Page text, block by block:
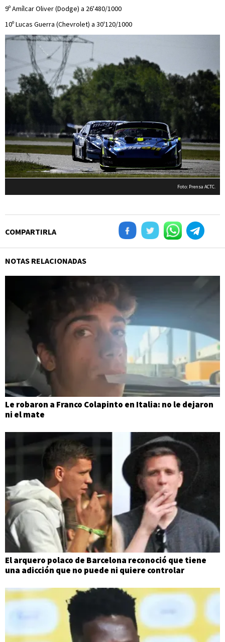
9º Amílcar Oliver (Dodge) a 26'480/1000
10º Lucas Guerra (Chevrolet) a 30'120/1000
Foto: Prensa ACTC.
COMPARTIRLA
NOTAS RELACIONADAS
Le robaron a Franco Colapinto en Italia: no le dejaron
ni el mate
El arquero polaco de Barcelona reconoció que tiene
una adicción que no puede ni quiere controlar